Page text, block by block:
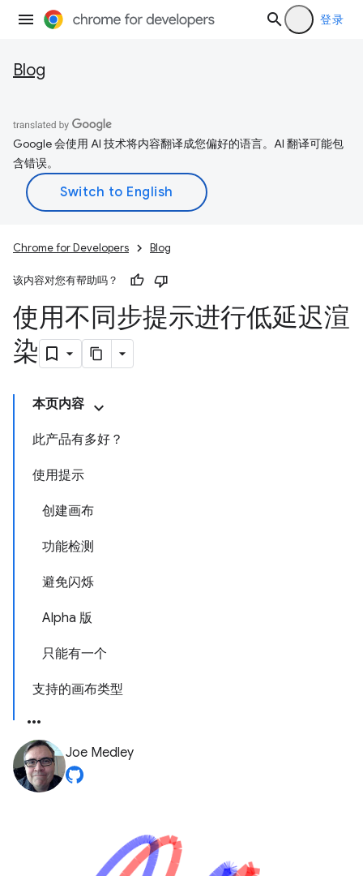
登录
Blog
Google 会使用 AI 技术将内容翻译成您偏好的语言。AI 翻译可能包
含错误。
Chrome for Developers Blog
该内容对您有帮助吗？
使用不同步提示进行低延迟渲
染
本页内容
此产品有多好？
使用提示
创建画布
功能检测
避免闪烁
Alpha 版
只能有一个
支持的画布类型
Joe Medley